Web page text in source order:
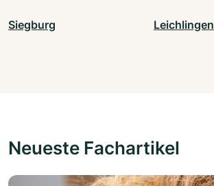
Siegburg Leichlingen
Neueste Fachartikel